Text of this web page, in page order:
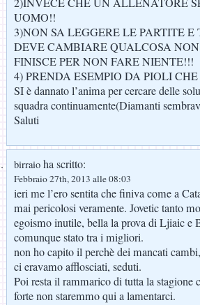
UOMO!!
3)NON SA LEGGERE LE PARTITE
DEVE CAMBIARE QUALCOSA
FINISCE PER NON FARE NIENTE!!!
4) PRENDA ESEMPIO DA PIOLI
SI è dannato l’anima per cercare delle
squadra continuamente(Diamanti
Saluti
birraio ha scritto:
Febbraio 27th, 2013 alle 08:03
ieri me l’ero sentita che finiva come a
mai pericolosi veramente. Jovetic tanto
egoismo inutile, bella la prova di Ljiaic e
comunque stato tra i migliori.
non ho capito il perchè dei mancati
ci eravamo afflosciati, seduti.
Poi resta il rammarico di tutta la stagione
forte non staremmo qui a lamentarci.